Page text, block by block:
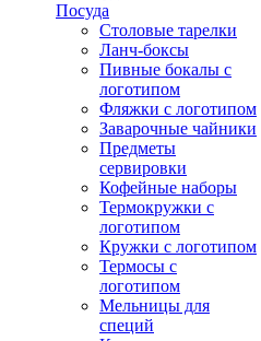
Посуда
Столовые тарелки
Ланч-боксы
Пивные бокалы с
логотипом
Фляжки с логотипом
Заварочные чайники
Предметы
сервировки
Кофейные наборы
Термокружки с
логотипом
Кружки с логотипом
Термосы с
логотипом
Мельницы для
специй